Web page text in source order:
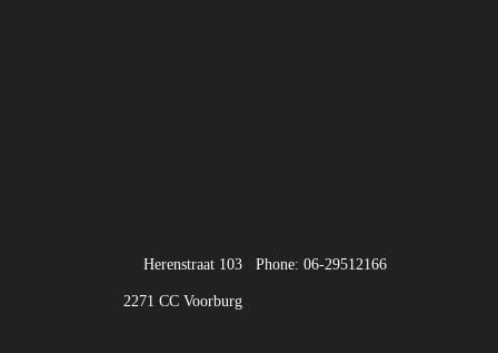
Phone: 06-29512166
Herenstraat 103
2271 CC Voorburg